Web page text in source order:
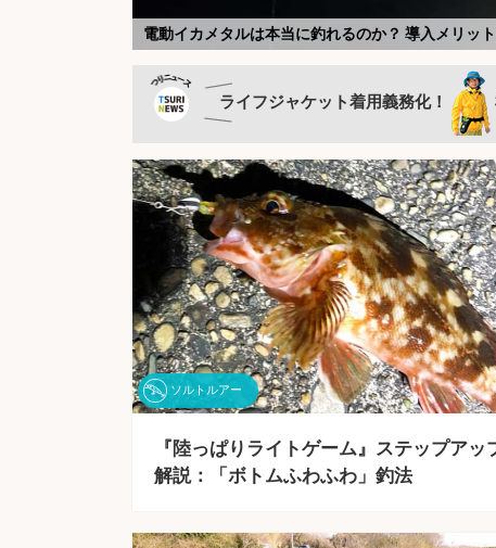
電動イカメタルは本当に釣れるのか？ 導入メリッ
釣りができるキャンプ場は本当に魚釣れる？ 釣り
船釣りの専門家が「転びにくくなるシャツ」を検
釣り人の特権『イカの沖干し』は寝かせるともっと
【釣りの偏光サングラス】おすすめ30選を本気で
新）
「ハードコア」シリーズのミノー縛りで良型ヒラ
「テクニカルなゲームでこそ威力発揮！」最新イ
船長直伝！スルメイカ数釣りを楽しむコツ 最適な
NO FISHING, NO WORK 〜嘘みたいな本当の話〜
「釣りの頑固な汚れと臭い諦めてない？」遊漁船
「釣果がアップする魔法のベルト？」 現役船長が
釣り好き歓迎！特化型求人情報サービス
LINEで『TSURINEWS』の厳選記事が届く！「ア
船釣り情報
釣りカタログギフト
サカナについて、「知識」「魚食」「飼育」のお
ライフジャケット着用義務化！
ソルトルアー
『陸っぱりライトゲーム』ステップアッ
解説：「ボトムふわふわ」釣法